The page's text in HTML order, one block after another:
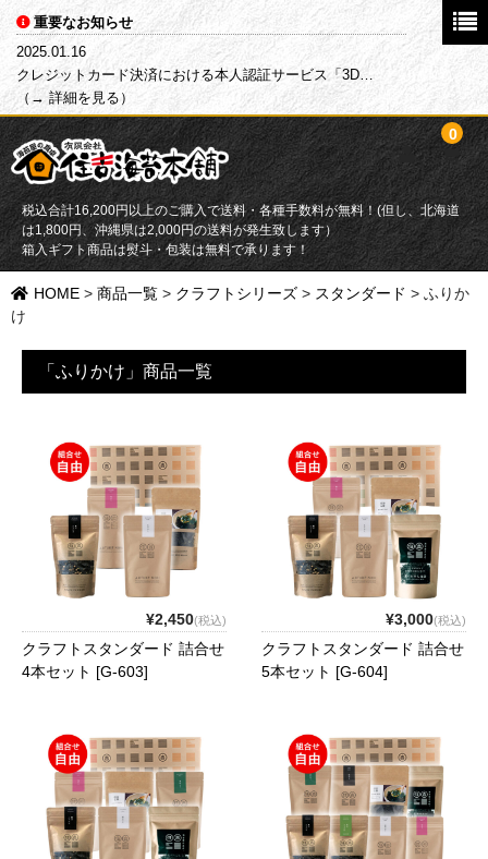
重要なお知らせ
2025.01.16
クレジットカード決済における本人認証サービス「3D…
（→ 詳細を見る）
税込合計16,200円以上のご購入で送料・各種手数料が無料！(但し、北海道
は1,800円、沖縄県は2,000円の送料が発生致します）
箱入ギフト商品は熨斗・包装は無料で承ります！
0
HOME
目的別で探す
ふりかけ
ギフト
ご利用ガイド
カートを見る
お問い合わせ
HOME > 商品一覧 > クラフトシリーズ > スタンダード > ふりか
け
「ふりかけ」商品一覧
¥2,450(税込)
クラフトスタンダード 詰合せ
4本セット [G-603]
¥3,000(税込)
クラフトスタンダード 詰合せ
5本セット [G-604]